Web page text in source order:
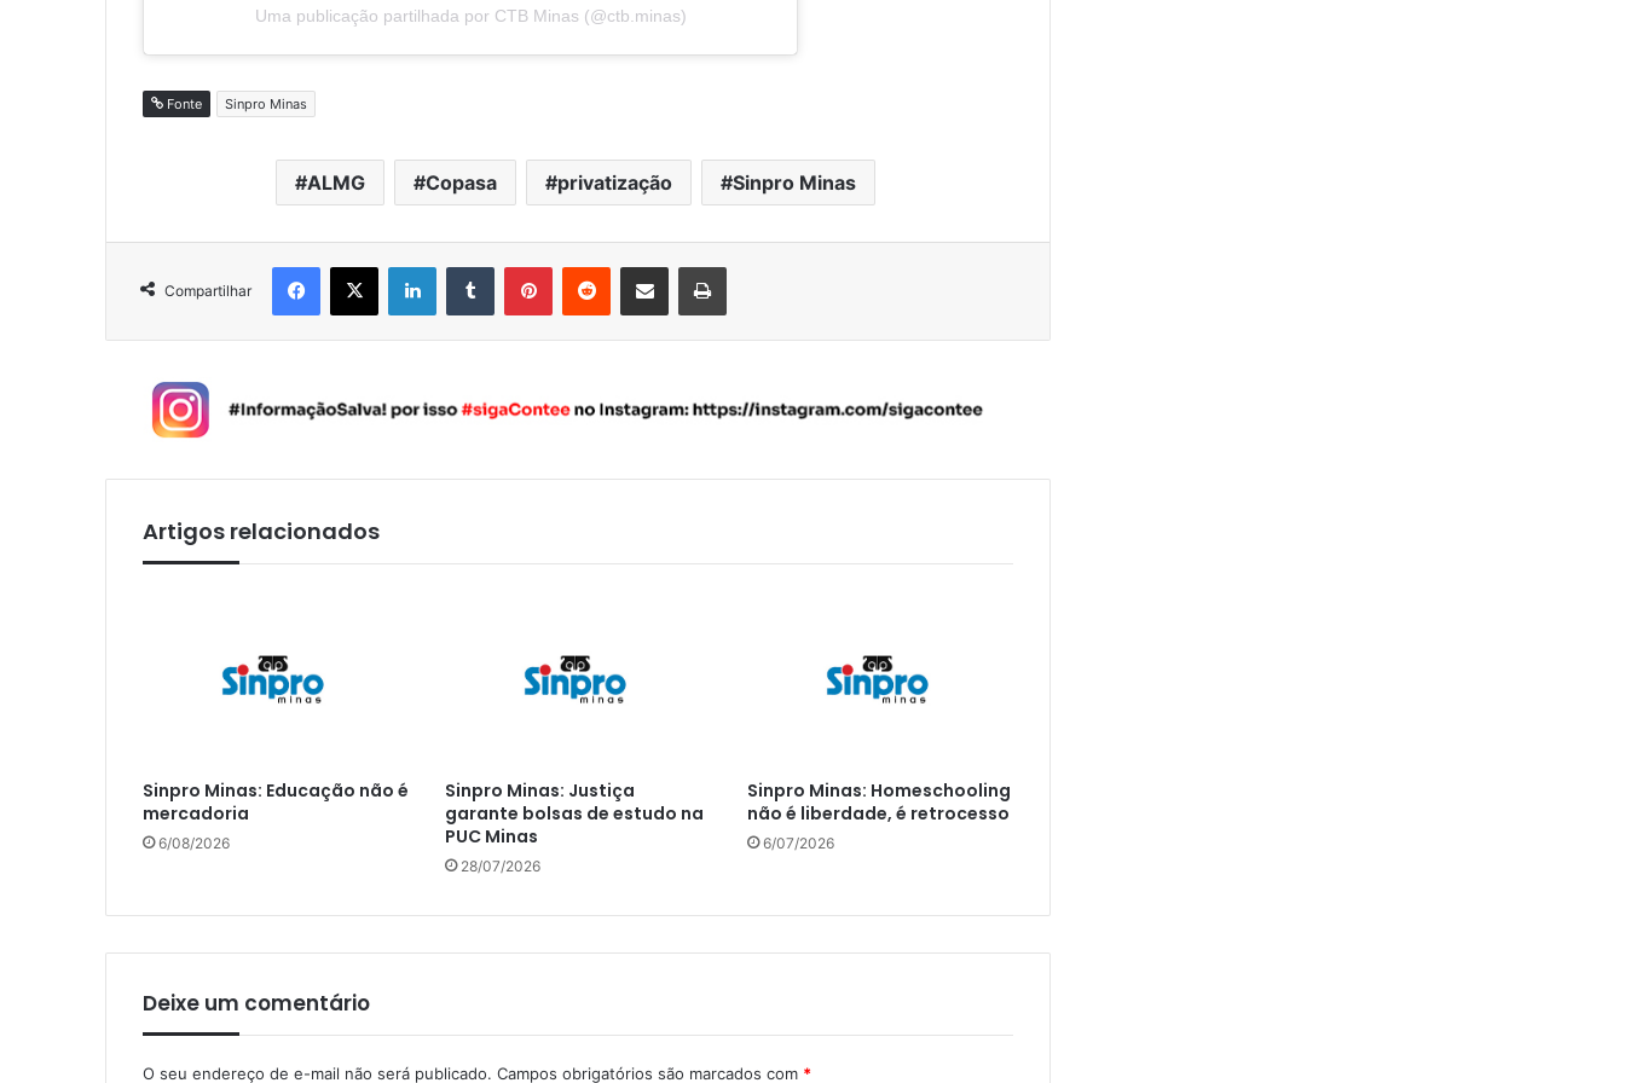
Uma publicação partilhada por CTB Minas (@ctb.minas)
Fonte Sinpro Minas
ALMG Copasa privatização Sinpro Minas
Compartilhar
Artigos relacionados
Sinpro Minas: Educação não é
mercadoria
6/08/2026
Sinpro Minas: Justiça
garante bolsas de estudo na
PUC Minas
28/07/2026
Sinpro Minas: Homeschooling
não é liberdade, é retrocesso
6/07/2026
Deixe um comentário
O seu endereço de e-mail não será publicado. Campos obrigatórios são marcados com *